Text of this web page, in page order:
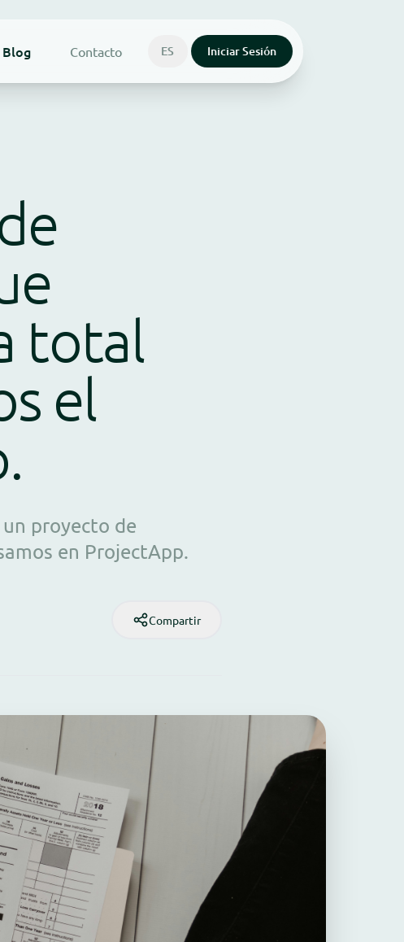
Blog Contacto ES Iniciar Sesión
total
el
proyecto de
en ProjectApp.
Compartir